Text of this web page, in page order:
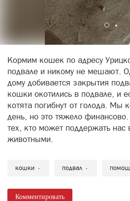
Кормим кошек по адресу
подвале и никому не мешают.
дому добивается закрытия
кошки окотились в подвале, и
котята погибнут от голода.
день, но это тяжело
тех, кто может поддержать нас
животными.
кошки подвал
Комментировать